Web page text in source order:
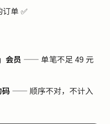
订单 ✅
会员 —— 单笔不足 49 元
—— 顺序不对，不计入